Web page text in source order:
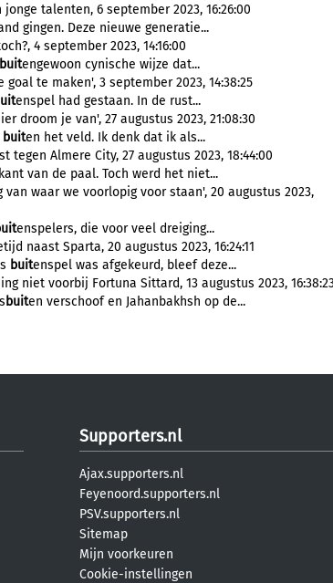
talenten, 6 september 2023, 16:26:00
gingen. Deze nieuwe generatie...
4 september 2023, 14:16:00
buitengewoon cynische wijze dat...
te maken', 3 september 2023, 14:38:25
enspel had gestaan. In de rust...
droom je van', 27 augustus 2023, 21:08:30
buiten het veld. Ik denk dat ik als...
Almere City, 27 augustus 2023, 18:44:00
van de paal. Toch werd het niet...
waar we voorlopig voor staan', 20 augustus 2023,
enspelers, die voor veel dreiging...
naast Sparta, 20 augustus 2023, 16:24:11
buitenspel was afgekeurd, bleef deze...
niet voorbij Fortuna Sittard, 13 augustus 2023,
buiten verschoof en Jahanbakhsh op de...
Supporters.nl
Ajax.supporters.nl
Feyenoord.supporters.nl
PSV.supporters.nl
Sitemap
Mijn voorkeuren
Cookie-instellingen